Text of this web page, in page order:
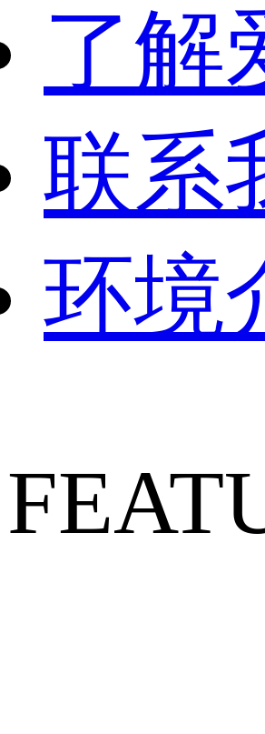
了解
联系
环境